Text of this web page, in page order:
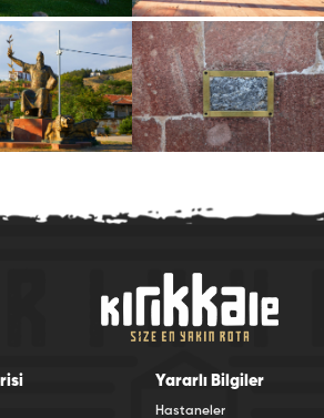
Yararlı Bilgiler
Hastaneler